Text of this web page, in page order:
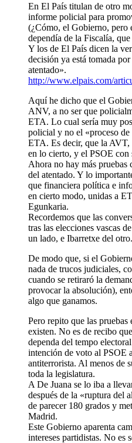
En El País titulan de otro
informe policial para
(¿Cómo, el Gobierno, pero
dependía de la Fiscalía,
Y los de El País dicen la
decisión ya está tomada
atentado».
http://www.elpais.com/
Aquí he dicho que el
ANV, a no ser que
ETA. Lo cual sería muy
policial y no el «proceso de
ETA. Es decir, que la AVT,
en lo cierto, y el PSOE con
Ahora no hay más
del atentado. Y lo
que financiera política e
en cierto modo, unidas a
Egunkaria.
Recordemos que las
tras las elecciones vascas
un lado, e Ibarretxe del otro.
De modo que, si el
nada de trucos judiciales,
cuando se retiraró la
provocar la absolución),
algo que ganamos.
Pero repito que las pruebas
existen. No es de recibo
dependa del tempo
intención de voto al PSOE
antiterrorista. Al menos de
toda la legislatura.
A De Juana se lo iba a
después de la «ruptura del
de parecer 180 grados y
Madrid.
Este Gobierno aparenta
intereses partidistas. No es